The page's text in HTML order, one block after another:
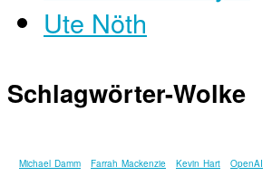
Ute Nöth
Schlagwörter-Wolke
Michael Damm Farrah Mackenzie Kevin Hart OpenAI